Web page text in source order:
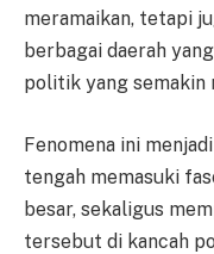
meramaikan, tetapi
berbagai daerah
politik yang semakin
Fenomena ini
tengah memasuki
besar, sekaligus
tersebut di kancah